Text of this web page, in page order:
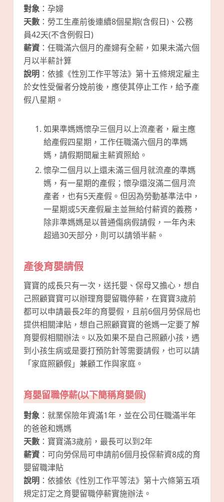
對象：孕婦
天數：勞工生產前後連續8個星期(含假日)、公務
員42天(不含例假日)
薪資：任職滿六個月的產婦有全薪，如果未滿六個
月以半薪計算
說明：依據《性別工作平等法》第十五條規定雇主
於女性受僱者分娩前後，應使其停止工作，給予產
假八星期。
如果準媽媽懷孕三個月以上流產者，雇主應
給產假四星期，工作任職滿六個月的準媽
媽，請假期間雇主薪資照給。
懷孕二個月以上還未滿三個月就流產的準媽
媽，有一星期的產假；懷孕還沒滿二個月流
產者，也有5天產假。但因為勞動基準法中，
一星期或5天產假雇主並無給付薪資的義務，
除非準媽媽是以普通傷病假請假，一年內未
超過30天部分，則可以請領半薪。
產後育嬰請假
寶寶的成長只有一次，送托嬰、保母又擔心，想自
己照顧寶寶可以辦理育嬰留職停薪，在寶寶3歲前
都可以申請最長2年的育嬰假，且前6個月勞保局也
提供相關津貼，想自己照顧寶寶的爸媽一定要了解
育嬰假相關辦法。以及如果不是自己照顧小孩，遇
到小孩生病或是要打預防針等需要請假，也可以請
「家庭照顧假」兼顧工作與家庭。
育嬰留職停薪(以下簡稱育嬰假)
對象：就業保險年資滿1年，並在公司任職滿半年
的爸爸和媽媽
天數：寶寶滿3歲前，最長可以到2年
薪資：可向勞保局可申請前6個月投保薪資8成的育
嬰留職津貼
說明：依據依《性別工作平等法》第十六條第五項
規定訂定之育嬰留職停薪實施辦法。